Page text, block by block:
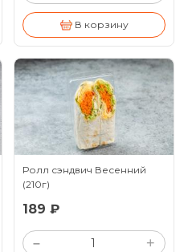
В корзину
Ролл сэндвич Весенний
(210г)
189 ₽
– +